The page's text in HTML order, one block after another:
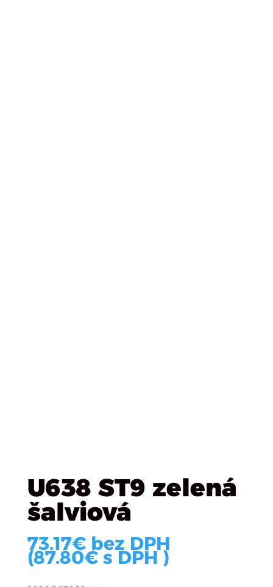
U638 ST9 zelená
šalviová
73.17€ bez DPH
(87.80€s DPH )